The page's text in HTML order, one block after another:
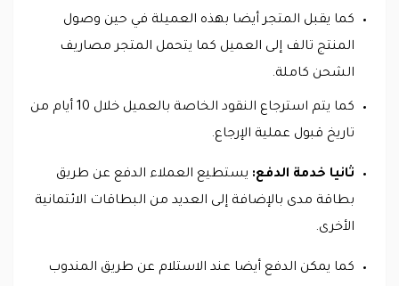
كما يقبل المتجر أيضا بهذه العميلة في حين وصول
المنتج تالف إلى العميل كما يتحمل المتجر مصاريف
الشحن كاملة.
كما يتم استرجاع النقود الخاصة بالعميل خلال 10 أيام من
تاريخ قبول عملية الإرجاع.
ثانيا خدمة الدفع: يستطيع العملاء الدفع عن طريق
بطاقة مدى بالإضافة إلى العديد من البطاقات الائتمانية
الأخرى.
كما يمكن الدفع أيضا عند الاستلام عن طريق المندوب